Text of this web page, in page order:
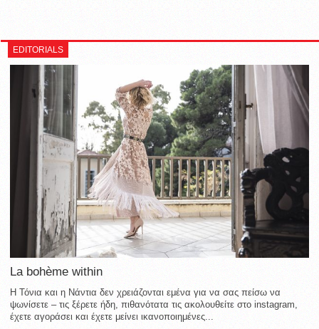
EDITORIALS
La bohème within
Η Τόνια και η Νάντια δεν χρειάζονται εμένα για να σας πείσω να
ψωνίσετε – τις ξέρετε ήδη, πιθανότατα τις ακολουθείτε στο instagram,
έχετε αγοράσει και έχετε μείνει ικανοποιημένες...